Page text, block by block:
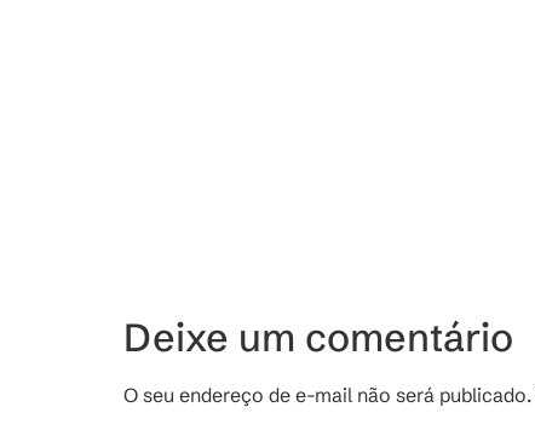
Deixe um comentário
O seu endereço de e-mail não será publicado.